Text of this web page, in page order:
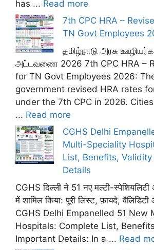
has ... Read more
7th CPC HRA –
TN Govt Employees
தமிழ்நாடு அரசு
அட்டவணை 2026 7th CPC HRA –
for TN Govt Employees 2026:
government revised HRA rates
under the 7th CPC in 2026.
... Read more
CGHS Delhi
Multi-Speciality
List, Benefits,
Details
CGHS दिल्ली ने 51 नए मल्टी-
में शामिल किया: पूरी लिस्ट, फ़ायदे,
CGHS Delhi Empanelled 51 New
Hospitals: Complete List,
Important Details: In a ... Read